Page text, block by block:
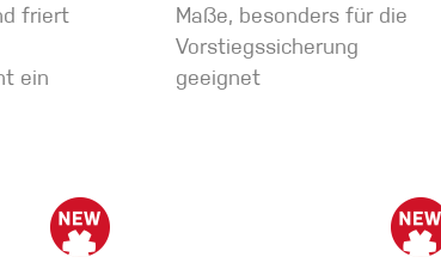
friert
ein
Maße, besonders für die
Vorstiegssicherung
geeignet